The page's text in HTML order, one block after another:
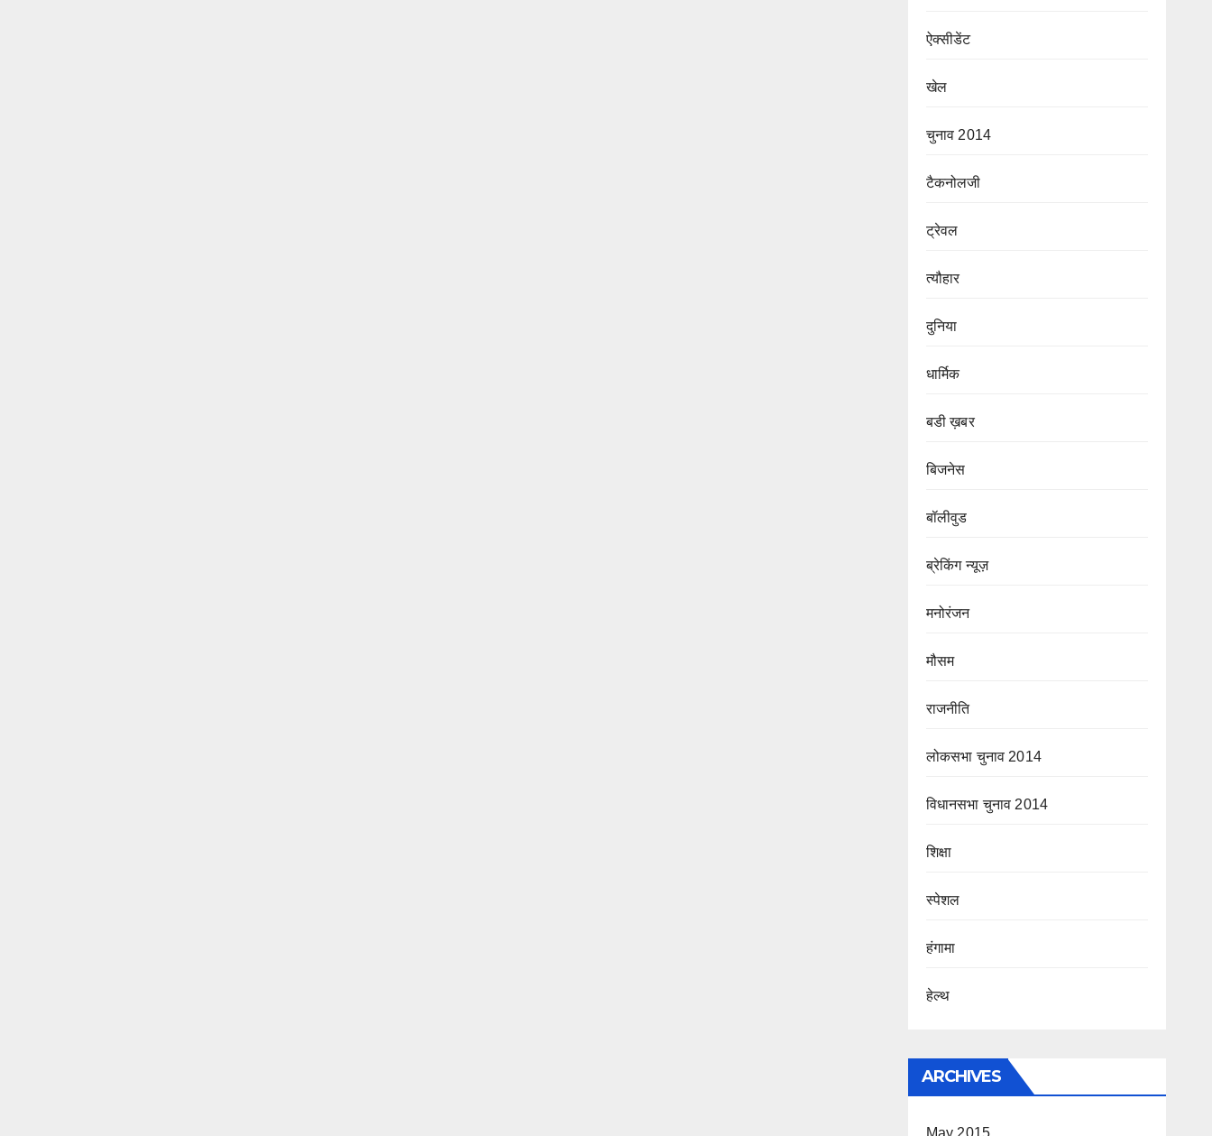
ऐक्सीडेंट
खेल
चुनाव 2014
टैकनोलजी
ट्रेवल
त्यौहार
दुनिया
धार्मिक
बडी ख़बर
बिजनेस
बॉलीवुड
ब्रेकिंग न्यूज़
मनोरंजन
मौसम
राजनीति
लोकसभा चुनाव 2014
विधानसभा चुनाव 2014
शिक्षा
स्पेशल
हंगामा
हेल्थ
ARCHIVES
May 2015